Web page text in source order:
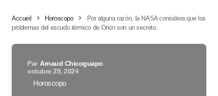
Accueil Horoscopo
Por alguna razón, la NASA considera que los
problemas del escudo térmico de Orión son un secreto.
Par Arnaud Chicoguapo
octubre 29, 2024
Horoscopo